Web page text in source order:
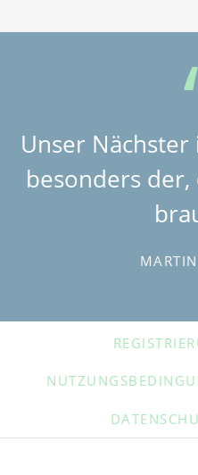
Unser
besonders
NAVIGATION